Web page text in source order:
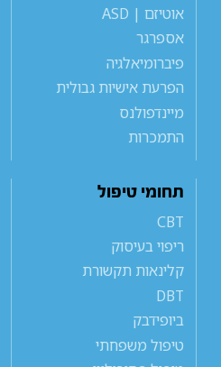
אוטיזם | ASD
אספרגר
פיברומיאלגיה
הפרעת אישיות גבולית
מיינדפולנס
התמכרות
תחומי טיפול
CBT
ריפוי בעיסוק
קלינאות תקשורת
DBT
ביופידבק
טיפול משפחתי